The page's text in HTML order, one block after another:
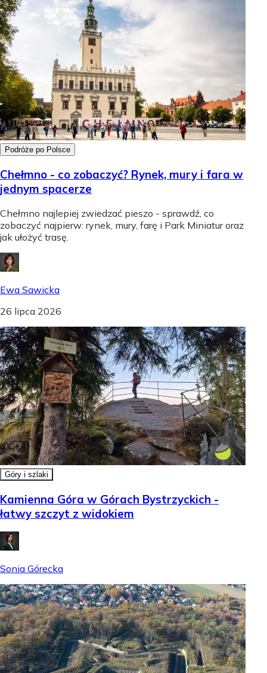
Podróże po Polsce
Chełmno - co zobaczyć? Rynek, mury i fara w
jednym spacerze
Chełmno najlepiej zwiedzać pieszo - sprawdź, co
zobaczyć najpierw: rynek, mury, farę i Park Miniatur oraz
jak ułożyć trasę.
Ewa Sawicka
26 lipca 2026
Góry i szlaki
Kamienna Góra w Górach Bystrzyckich -
łatwy szczyt z widokiem
Sonia Górecka